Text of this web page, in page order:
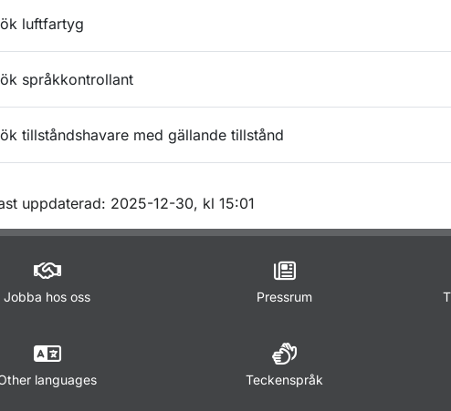
luftfartyg
språkkontrollant
tillståndshavare med gällande tillstånd
sidan
uppdaterad: 2025-12-30, kl 15:01
Jobba hos oss Pressrum
languages Teckenspråk